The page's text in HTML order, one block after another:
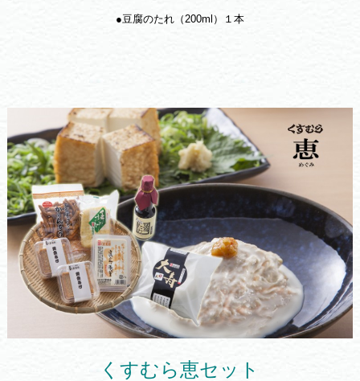
●豆腐のたれ（200ml）１本
くすむら恵セット